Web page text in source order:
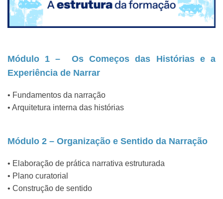
Módulo 1 – Os Começos das Histórias e a
Experiência de Narrar
• Fundamentos da narração
• Arquitetura interna das histórias
Módulo 2 – Organização e Sentido da Narração
• Elaboração de prática narrativa estruturada
• Plano curatorial
• Construção de sentido